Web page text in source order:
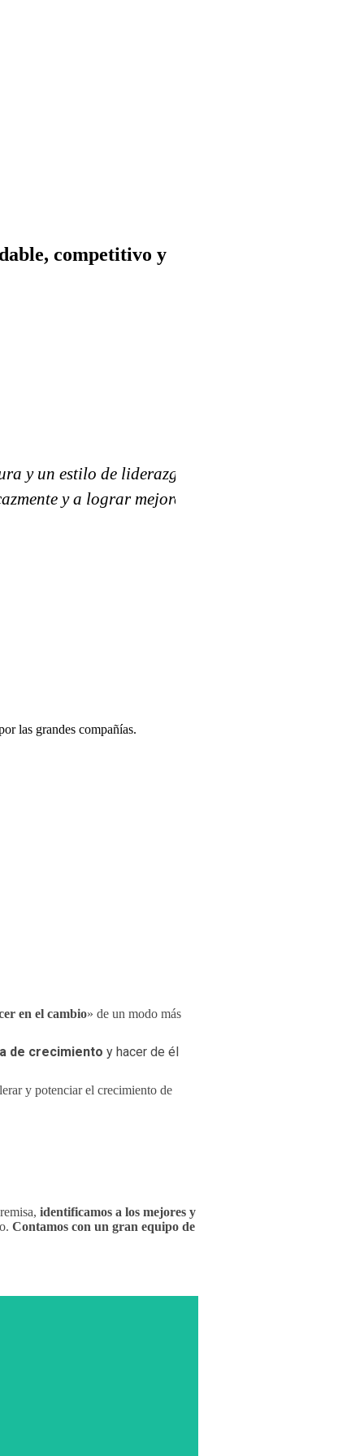
competitivo y
y un estilo de liderazgo
y a lograr mejores
las grandes compañías.
en el cambio» de un modo más
de crecimiento y hacer de él
y potenciar el crecimiento de
identificamos a los mejores y
Contamos con un gran equipo de